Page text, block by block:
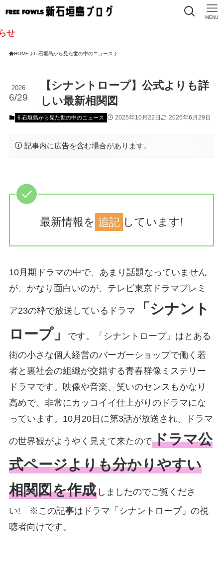
MENU
HOME 6.石垣島から見た世の中のニュース
【シナントロープ】公式よりも詳
しい最新相関図
2026
6/29
6.石垣島から見た世の中のニュース 2025年10月22日 2026年6月29日
記事内に広告を含む場合があります。
最新情報を 追記 しています!
10月期ドラマの中で、あまり話題なっていません
が、かなり面白いのが、テレビ東京ドラマプレミ
ア23の枠で放送しているドラマ
「シナント
ロープ」
です。「シナントロープ」はとある
街の小さな個人経営のバーガーショップで働く若
者と裏社会の組織が交錯する青春群像ミステリー
ドラマです。映像や音楽、笑いのセンスもかなり
高めで、非常にカッコイイ仕上がりのドラマにな
っています。10月20日に第3話が放送され、ドラマ
の世界観がようやく見えて来たのでドラマ公
式ページよりも分かりやすい
相関図を作成しましたのでご覧くださ
い! ※この記事はドラマ「シナントロープ」の視
聴者向けです。